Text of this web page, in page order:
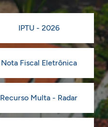
IPTU - 2026
Nota Fiscal Eletrônica
Recurso Multa - Radar